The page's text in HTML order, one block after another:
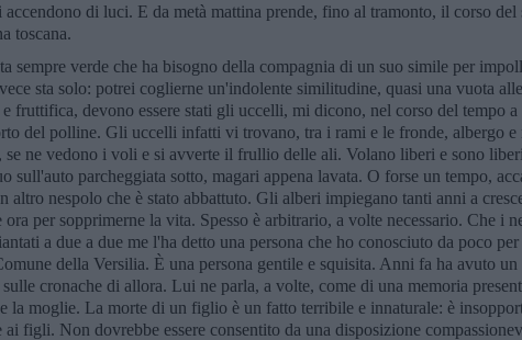
accendono di luci. E da metà mattina prende, fino al tramonto, il corso del
toscana.
sempre verde che ha bisogno della compagnia di un suo simile per
sta solo: potrei coglierne un'indolente similitudine, quasi una vuota
fruttifica, devono essere stati gli uccelli, mi dicono, nel corso del tempo a
del polline. Gli uccelli infatti vi trovano, tra i rami e le fronde, albergo e
se ne vedono i voli e si avverte il frullio delle ali. Volano liberi e sono
sull'auto parcheggiata sotto, magari appena lavata. O forse un tempo,
altro nespolo che è stato abbattuto. Gli alberi impiegano tanti anni a
ora per sopprimerne la vita. Spesso è arbitrario, a volte necessario. Che i
a due a due me l'ha detto una persona che ho conosciuto da poco
della Versilia. È una persona gentile e squisita. Anni fa ha avuto un
cronache di allora. Lui ne parla, a volte, come di una memoria
la moglie. La morte di un figlio è un fatto terribile e innaturale: è
figli. Non dovrebbe essere consentito da una disposizione